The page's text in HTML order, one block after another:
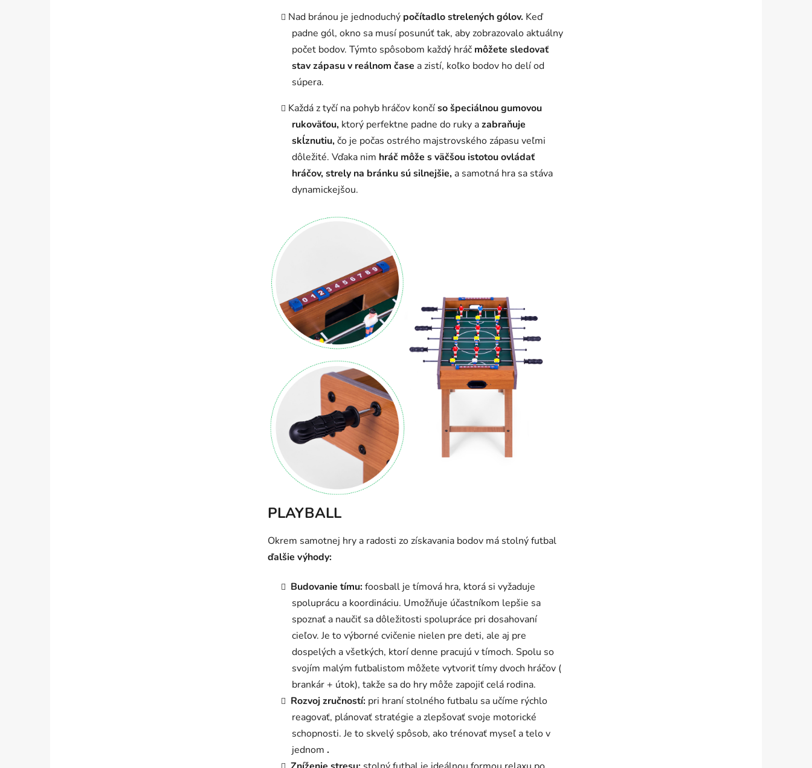
Nad bránou je jednoduchý počítadlo strelených gólov. Keď
padne gól, okno sa musí posunúť tak, aby zobrazovalo aktuálny
počet bodov. Týmto spôsobom každý hráč môžete sledovať
stav zápasu v reálnom čase a zistí, koľko bodov ho delí od
súpera.
Každá z tyčí na pohyb hráčov končíso špeciálnou gumovou
rukoväťou, ktorý perfektne padne do ruky azabraňuje
skĺznutiu,čo je počas ostrého majstrovského zápasu veľmi
dôležité. Vďaka nim hráč môže s väčšou istotou ovládať
hráčov, strely na bránku sú silnejšie, a samotná hra sa stáva
dynamickejšou.
PLAYBALL
Okrem samotnej hry a radosti zo získavania bodov má stolný futbal
ďalšie výhody:
Budovanie tímu:foosball je tímová hra, ktorá si vyžaduje
spoluprácu a koordináciu. Umožňuje účastníkom lepšie sa
spoznať a naučiť sa dôležitosti spolupráce pri dosahovaní
cieľov. Je to výborné cvičenie nielen pre deti, ale aj pre
dospelých a všetkých, ktorí denne pracujú v tímoch. Spolu so
svojím malým futbalistom môžete vytvoriť tímy dvoch hráčov (
brankár + útok), takže sa do hry môže zapojiť celá rodina.
Rozvoj zručností: pri hraní stolného futbalu sa učíme rýchlo
reagovať, plánovať stratégie a zlepšovať svoje motorické
schopnosti. Je to skvelý spôsob, ako trénovať myseľ a telo v
jednom .